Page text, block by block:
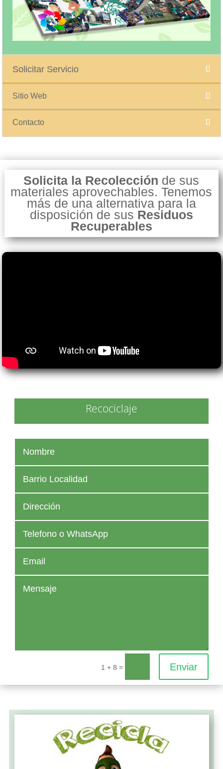
Solicitar Servicio
Sitio Web
Contacto
Solicita la Recolección de sus
materiales aprovechables. Tenemos
más de una alternativa para la
disposición de sus Residuos
Recuperables
Recociclaje
1 + 8 = Enviar